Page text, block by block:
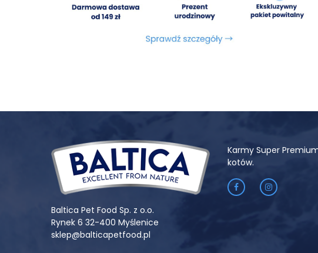
Baltica Pet Food Sp. z o.o.
Rynek 6 32-400 Myślenice
sklep@balticapetfood.pl
Karmy Super
kotów.